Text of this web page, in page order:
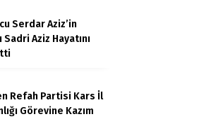
Serdar Aziz’in
Sadri Aziz Hayatını
Refah Partisi Kars İl
Görevine Kazım